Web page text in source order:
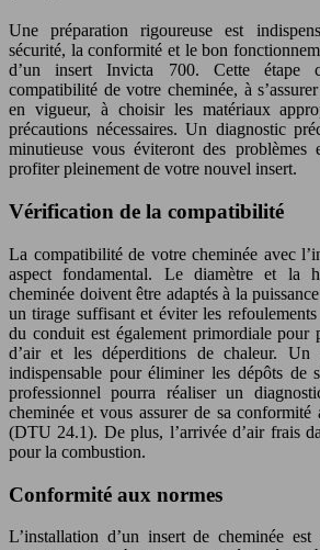
Une préparation rigoureuse est
sécurité, la conformité et le bon
d’un insert Invicta 700. Cette étape
compatibilité de votre cheminée, à
en vigueur, à choisir les matériaux
précautions nécessaires. Un diagnostic
minutieuse vous éviteront des problèmes
profiter pleinement de votre nouvel insert.
Vérification de la compatibilité
La compatibilité de votre cheminée avec
aspect fondamental. Le diamètre et la
cheminée doivent être adaptés à la
un tirage suffisant et éviter les
du conduit est également primordiale pour
d’air et les déperditions de chaleur. Un
indispensable pour éliminer les dépôts de
professionnel pourra réaliser un
cheminée et vous assurer de sa
(DTU 24.1). De plus, l’arrivée d’air frais
pour la combustion.
Conformité aux normes
L’installation d’un insert de cheminée